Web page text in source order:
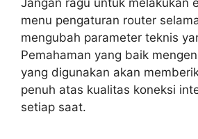
menu pengaturan router
mengubah parameter teknis
Pemahaman yang baik
yang digunakan akan
penuh atas kualitas koneksi
setiap saat.